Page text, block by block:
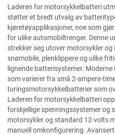
Laderen for motorsykkelbatteri
støtter et bredt utvalg av
kjøretøyapplikasjoner, noe som
for ulike automobiltrenger. Denne
strekker seg utover motorsykler og
snømobile, plenklippere og ulike
lignende batterisystemer.
som varierer fra små 2-ampere-
turingsmotorsykkelbatterier som
Laderen for motorsykkelbatteri
forskjellige spenningssystemer og
motorsykler og standard 12-volts
manuell omkonfigurering.